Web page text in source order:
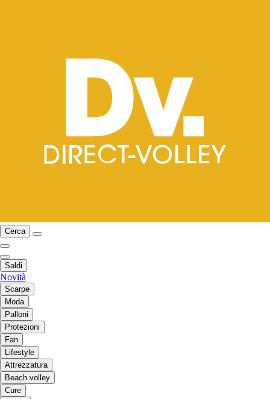
Cerca
Saldi
Novità
Scarpe
Moda
Palloni
Protezioni
Fan
Lifestyle
Attrezzatura
Beach volley
Cure